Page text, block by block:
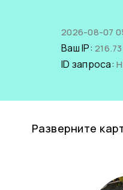
2026-08-07
Ваш IP:
ID запроса:
Разверните